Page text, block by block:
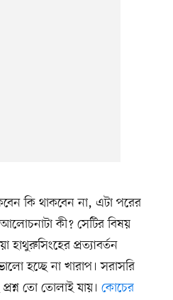
কি থাকবেন না, এটা পরের
কী? সেটির বিষয়
হাথুরুসিংহের প্রত্যাবর্তন
হচ্ছে না খারাপ। সরাসরি
তো তোলাই যায়। কোচের